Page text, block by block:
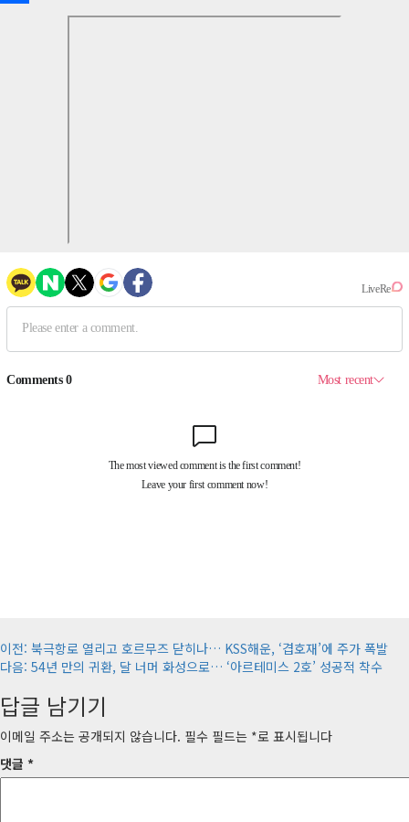
게
시
물
내
비
이전: 북극항로 열리고 호르무즈 닫히나… KSS해운, ‘겹호재’에 주가 폭발
다음: 54년 만의 귀환, 달 너머 화성으로… ‘아르테미스 2호’ 성공적 착수
답글 남기기
이메일 주소는 공개되지 않습니다. 필수 필드는 *로 표시됩니다
댓글 *